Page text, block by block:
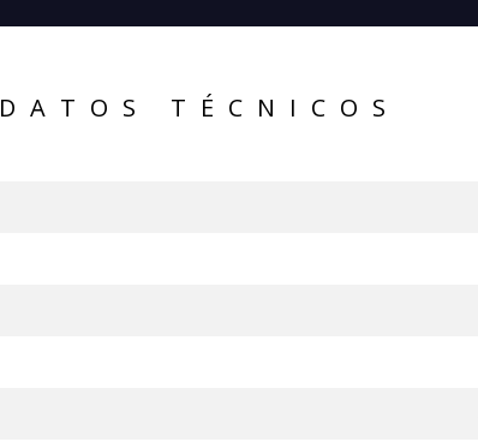
DATOS TÉCNICOS